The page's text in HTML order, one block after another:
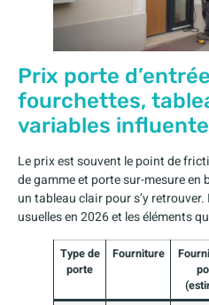
Prix porte
fourchettes,
variables
Le prix est souvent le point de
de gamme et porte sur-mesure
un tableau clair pour s’y
usuelles en 2026 et les éléments
Type de
porte
Fourniture